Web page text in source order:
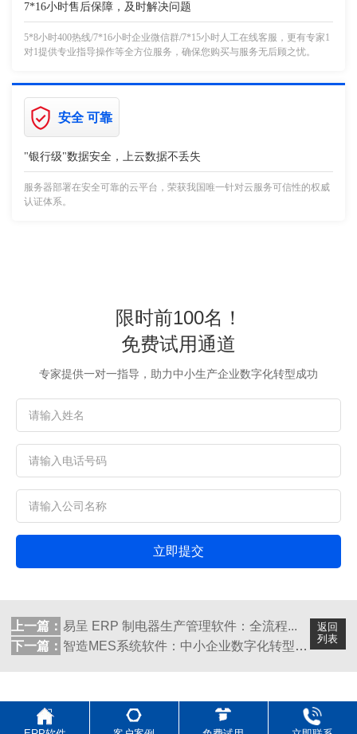
7*16小时售后保障，及时解决问题
5*8小时400热线/7*16小时企业微信群/7*15小时人工在线客服，更有专家1
对1提供专业指导操作等全方位服务，确保您购买与服务无后顾之忧。
安全 可靠
"银行级"数据安全，上云数据不丢失
服务器部署在安全可靠的云平台，荣获我国唯一针对云服务可信性的权威
认证体系。
限时前100名！
免费试用通道
专家提供一对一指导，助力中小生产企业数字化转型成功
立即提交
返回
列表
上一篇： 易呈 ERP 制电器生产管理软件：全流程...
下一篇： 智造MES系统软件：中小企业数字化转型的...